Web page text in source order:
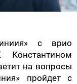
с врио
Константином
на вопросы
пройдет с